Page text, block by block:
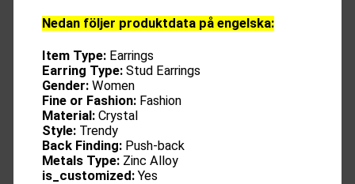
Nedan följer produktdata på engelska:
Item Type: Earrings
Earring Type: Stud Earrings
Gender: Women
Fine or Fashion: Fashion
Material: Crystal
Style: Trendy
Back Finding: Push-back
Metals Type: Zinc Alloy
is_customized:Yes